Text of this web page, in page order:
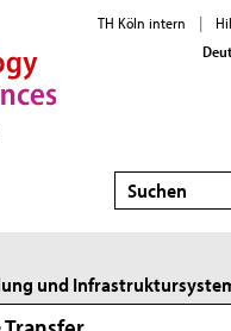
TH Köln intern |
Suche
Suche
und